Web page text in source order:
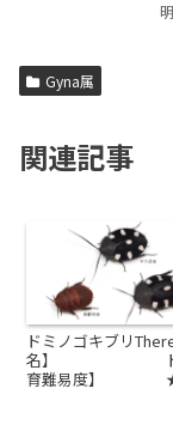
Gyna属
関連記事
ドミノゴキブリ
名】 ドミノロ
育難易度】